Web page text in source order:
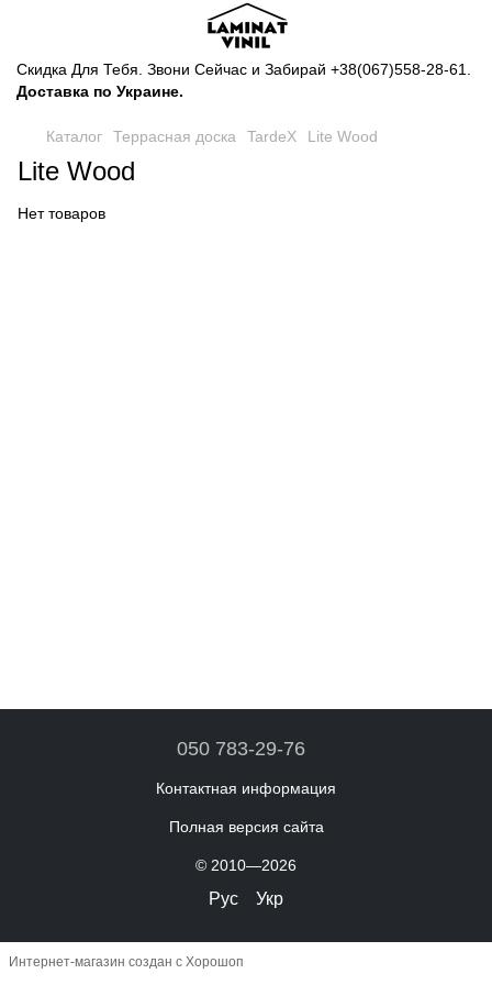
Скидка Для Тебя. Звони Сейчас и Забирай +38(067)558-28-61
Доставка по Украине.
Каталог Террасная доска TardeX Lite Wood
Lite Wood
Нет товаров
050 783-29-76
Контактная информация
Полная версия сайта
© 2010—2026
Рус Укр
Интернет-магазин создан с Хорошоп